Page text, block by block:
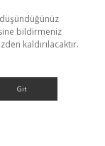
bildirmeniz
kaldırılacaktır.